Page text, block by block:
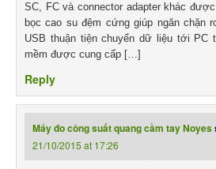
SC, FC và connector adapter khác
bọc cao su đệm cứng giúp ngăn chặn
USB thuận tiện chuyển dữ liệu tới PC
mềm được cung cấp […]
Reply
Máy đo công suất quang cầm tay Noyes
21/10/2015 at 17:26